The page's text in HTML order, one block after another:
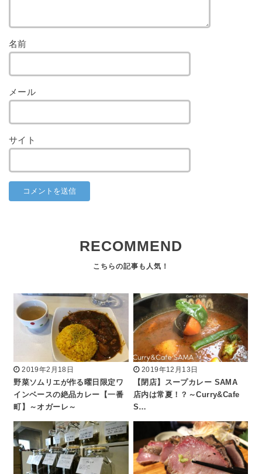
名前
メール
サイト
RECOMMEND
2019年2月18日
野菜ソムリエが作る曜日限定ワ
インベースの絶品カレー【一番
町】～オガーレ～
2019年12月13日
【閉店】スープカレー SAMA
店内は常夏！？～Curry&Cafe
S…